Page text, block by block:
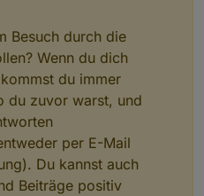
Besuch durch die
Wenn du dich
du immer
du zuvor warst, und
per E-Mail
Du kannst auch
Beiträge positiv